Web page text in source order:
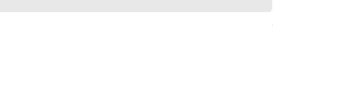
方向盤環總成 -